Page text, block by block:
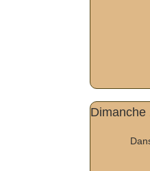
Dimanche